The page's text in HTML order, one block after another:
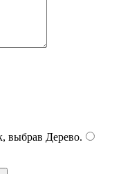
выбрав Дерево.